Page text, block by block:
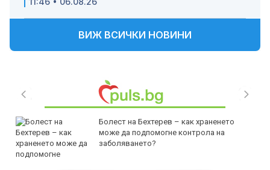
ВИЖ ВСИЧКИ НОВИНИ
Болест на Бехтерев – как храненето
може да подпомогне контрола на
заболяването?